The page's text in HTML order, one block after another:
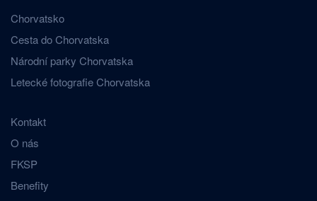
Chorvatsko
Cesta do Chorvatska
Národní parky Chorvatska
Letecké fotografie Chorvatska
Kontakt
O nás
FKSP
Benefity